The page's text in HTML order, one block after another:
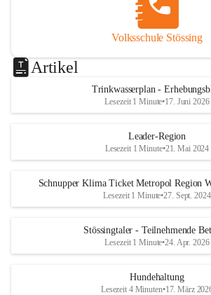
Volksschule Stössing
Artikel
Trinkwasserplan -
Lesezeit 1 Minute•17. Juni 2026
Leader-Region
Lesezeit 1 Minute•21. Mai 2024
Schnupper Klima Ticket Metropol Region
Lesezeit 1 Minute•27. Sept. 2024
Stössingtaler - Teilnehmende
Lesezeit 1 Minute•24. Apr. 2026
Hundehaltung
Lesezeit 4 Minuten•17. März